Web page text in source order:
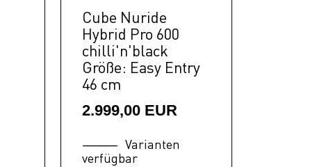
Cube Nuride
Hybrid Pro 600
chilli'n'black
Größe: Easy Entry
46 cm
2.999,00 EUR
Varianten
verfügbar